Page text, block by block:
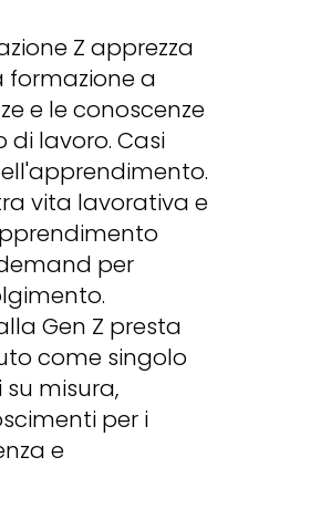
Z apprezza
formazione a
e le conoscenze
lavoro. Casi
vita lavorativa e
per
Gen Z presta
come singolo
misura,
per i
e